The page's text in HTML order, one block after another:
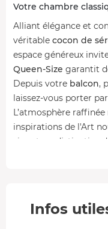
Votre chambre
Alliant élégance et
véritable cocon de
espace généreux
Queen-Size garantit
Depuis votre balcon,
laissez-vous porter
L’atmosphère
inspirations de l'Art
signature distinctive
Climatisation, miroir
Infos